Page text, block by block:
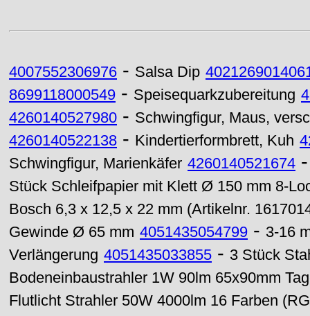
4007552306976 - Salsa Dip
8699118000549 - Speisequarkzubereitung
4260140527980 - Schwingfigur, Maus,
4260140522138 - Kindertierformbrett, Kuh
Schwingfigur, Marienkäfer 4260140521674
Stück Schleifpapier mit Klett Ø 150 mm 8-
Bosch 6,3 x 12,5 x 22 mm (Artikelnr.
Gewinde Ø 65 mm 4051435054799 - 3-16
Verlängerung 4051435033855 - 3 Stück
Bodeneinbaustrahler 1W 90lm 65x90mm
Flutlicht Strahler 50W 4000lm 16 Farben